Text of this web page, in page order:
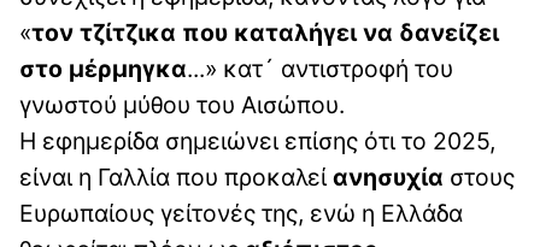
«τον τζίτζικα που καταλήγει να δανείζει
στο μέρμηγκα...» κατ´ αντιστροφή του
γνωστού μύθου του Αισώπου.
Η εφημερίδα σημειώνει επίσης ότι το 2025,
είναι η Γαλλία που προκαλεί ανησυχία στους
Ευρωπαίους γείτονές της, ενώ η Ελλάδα